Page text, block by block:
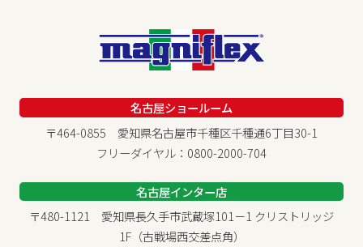
名古屋ショールーム
〒464-0855 愛知県名古屋市千種区千種通6丁目30-1
フリーダイヤル：0800-2000-704
名古屋インター店
〒480-1121 愛知県長久手市武蔵塚101－1 クリストリッジ
1F（古戦場西交差点角）